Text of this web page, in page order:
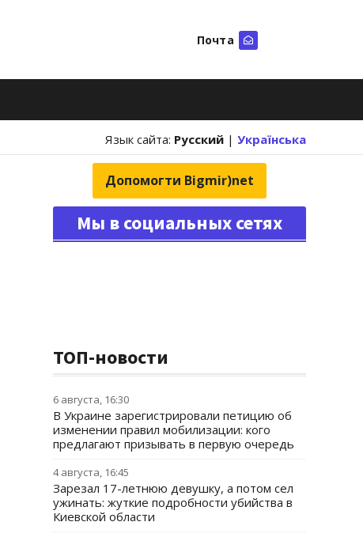
Почта
Язык сайта: Русский | Українська
Допомогти Bigmir)net
Мы в социальных сетях
ТОП-новости
6 августа, 16:30
В Украине зарегистрировали петицию об
изменении правил мобилизации: кого
предлагают призывать в первую очередь
4 августа, 16:45
Зарезал 17-летнюю девушку, а потом сел
ужинать: жуткие подробности убийства в
Киевской области